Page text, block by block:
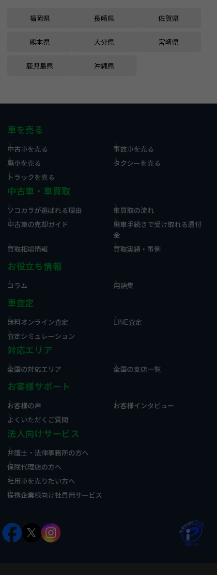
福岡県 長崎県 佐賀県
熊本県 大分県 宮崎県
鹿児島県 沖縄県
車を売る
中古車を売る
事故車を売る
廃車を売る
タクシーを売る
トラックを売る
中古車・車買取
ソコカラが選ばれる理由
車買取の流れ
中古車の売却ガイド
廃車手続きで受け取れる還付
金
買取相場情報
買取実績・事例
お役立ち情報
コラム 用語集
車査定
無料オンライン査定
LINE査定
査定シミュレーション
対応エリア
全国の対応エリア 全国の支店一覧
お客様サポート
お客様の声
お客様インタビュー
よくいただくご質問
法人向けサービス
弁護士・法律事務所の方へ
保険代理店の方へ
社用車を売りたい方へ
提携企業様向け社員用サービス